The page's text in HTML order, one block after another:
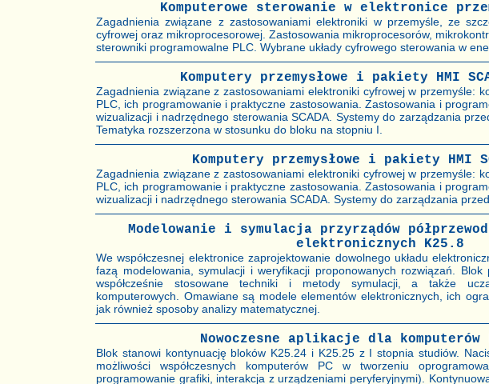
Komputerowe sterowanie w elektronice
Zagadnienia związane z zastosowaniami elektroniki w przemyśle, ze
cyfrowej oraz mikroprocesorowej. Zastosowania mikroprocesorów,
sterowniki programowalne PLC. Wybrane układy cyfrowego sterowania w
Komputery przemysłowe i pakiety HMI
Zagadnienia związane z zastosowaniami elektroniki cyfrowej w przemyśle:
PLC, ich programowanie i praktyczne zastosowania. Zastosowania i
wizualizacji i nadrzędnego sterowania SCADA. Systemy do zarządzania
Tematyka rozszerzona w stosunku do bloku na stopniu I.
Komputery przemysłowe i pakiety HMI
Zagadnienia związane z zastosowaniami elektroniki cyfrowej w przemyśle:
PLC, ich programowanie i praktyczne zastosowania. Zastosowania i
wizualizacji i nadrzędnego sterowania SCADA. Systemy do zarządzania
Modelowanie i symulacja przyrządów
elektronicznych K25.8
We współczesnej elektronice zaprojektowanie dowolnego układu
fazą modelowania, symulacji i weryfikacji proponowanych rozwiązań.
współcześnie stosowane techniki i metody symulacji, a także
komputerowych. Omawiane są modele elementów elektronicznych, ich
jak również sposoby analizy matematycznej.
Nowoczesne aplikacje dla komputerów
Blok stanowi kontynuację bloków K25.24 i K25.25 z I stopnia studiów.
możliwości współczesnych komputerów PC w tworzeniu
programowanie grafiki, interakcja z urządzeniami peryferyjnymi).